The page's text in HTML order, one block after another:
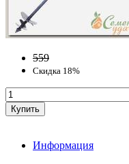
559
Скидка 18%
Информация